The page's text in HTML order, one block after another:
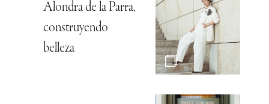
Alondra de la Parra,
construyendo
belleza